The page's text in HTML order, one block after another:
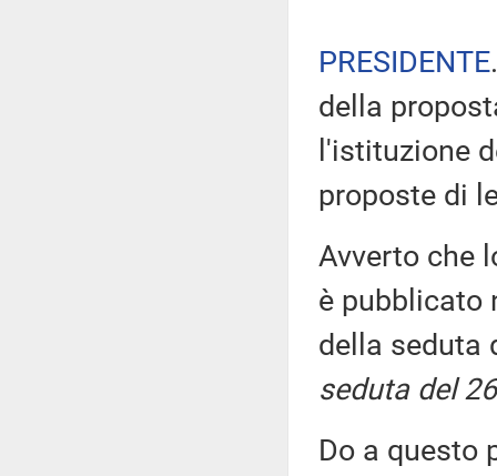
PRESIDENTE
della
l'istituzione
proposte di
Avverto che
è pubblicato
della seduta
seduta del
Do a questo